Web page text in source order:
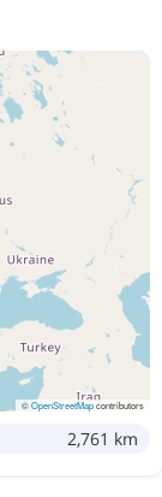
©OpenStreetMapcontributors
2,761 km